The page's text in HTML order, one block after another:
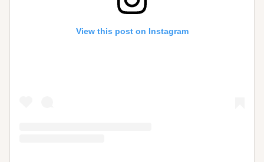
View this post on Instagram